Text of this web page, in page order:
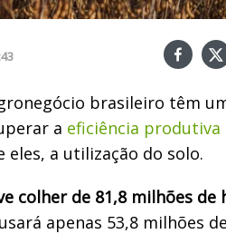
brasileiro têm
a eficiência produtiva
a utilização do solo.
colher de 81,8 milhões de
apenas 53,8 milhões